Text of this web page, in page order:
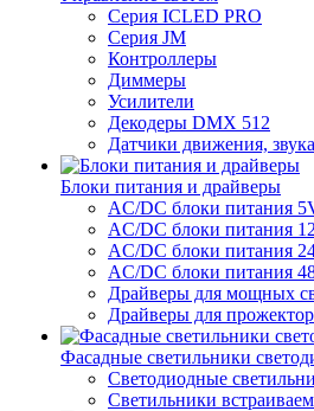
Серия ICLED PRO
Серия JM
Контроллеры
Диммеры
Усилители
Декодеры DMX 512
Датчики движения,
Блоки питания и драйверы
AC/DC блоки питания
AC/DC блоки питания
AC/DC блоки питания
AC/DC блоки питания
Драйверы для мощных
Драйверы для
Фасадные светильники
Светодиодные
Светильники